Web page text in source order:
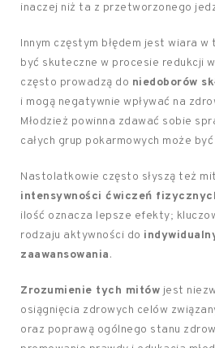
inaczej niż ta z przetworzonego
Innym częstym błędem jest wiara w
być skuteczne w procesie redukcji
często prowadzą do niedoborów
i mogą negatywnie wpływać na
Młodzież powinna zdawać sobie
całych grup pokarmowych może być
Nastolatkowie często słyszą też
intensywności ćwiczeń
ilość oznacza lepsze efekty;
rodzaju aktywności do
zaawansowania.
Zrozumienie tych mitów jest
osiągnięcia zdrowych celów
oraz poprawą ogólnego stanu